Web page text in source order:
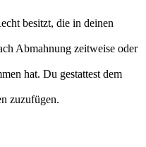
besitzt, die in deinen
Abmahnung zeitweise oder
hat. Du gestattest dem
zuzufügen.